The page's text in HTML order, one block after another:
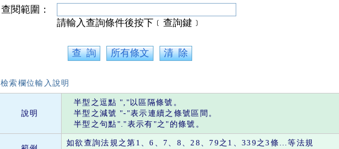
查閱範圍：
請輸入查詢條件後按下﹝查詢鍵﹞
檢索欄位輸入說明
說明
半型之 逗點 ","以區隔條號。
半型之 減號 "-"表示連續之條號區間。
半型之 句點"."表示有"之"的條號。
如欲查詢法規之第1、6、7、8、28、79之1、339之3條…等法規